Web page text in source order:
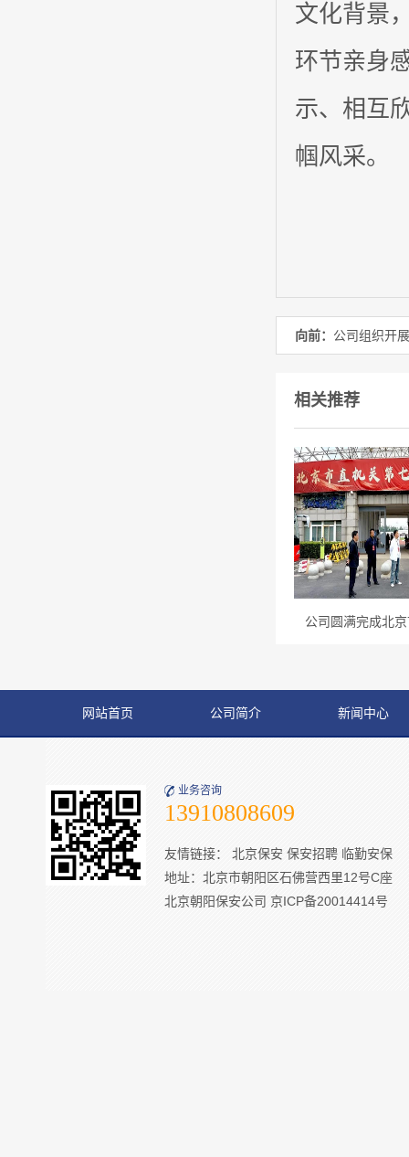
文化背景
环节亲身
示、相互
帼风采。
向前： 公司组织开
相关推荐
公司圆满完成北京
网站首页 公司简介 新闻中心
业务咨询
13910808609
友情链接： 北京保安 保安招聘 临勤安保
地址：北京市朝阳区石佛营西里12号C座
北京朝阳保安公司 京ICP备20014414号